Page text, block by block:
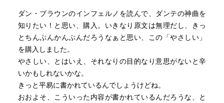
ダン・ブラウンのインフェルノを読んで、ダンテの神曲を
知りたい！と思い、購入。いきなり原文は無理だし、きっ
とちんぷんかんぷんだろうなぁと思い、この「やさしい」
を購入しました。
やさしい、とはいえ、それなりの目的なり意思がないと辛
いかもしれないかな。
きっと平易に書かれているんでしょうけどね。
おおよそ、こういった内容が書かれているんだろうな、と